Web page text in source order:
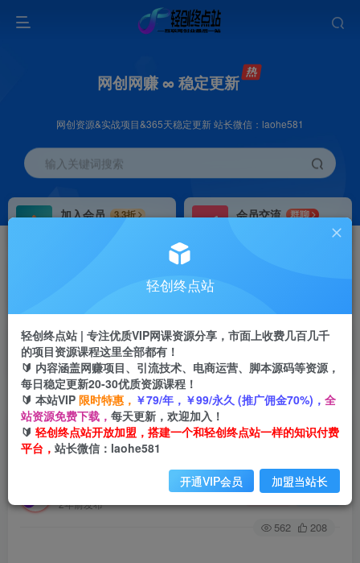
网创网赚 ∞ 稳定更新
网创资源&实战项目&365天稳定更新 站长微信：laohe581
输入关键词搜索
加入会员
3.3折
会员交流
群聊
首页 创业课程 会员专属 正文
（7994期）视频号分成计划，单日收益1000+，从
开通计划到发布作品保姆级教学
2年前发布
关注 私信
562 208
轻创终点站
轻创终点站 | 专注优质VIP网课资源分享，市面上收费几百几千
的项目资源课程这里全部都有！
🔰 内容涵盖网赚项目、引流技术、电商运营、脚本源码等资源，
每日稳定更新20-30优质资源课程！
🔰 本站VIP 限时特惠， ￥79/年，￥99/永久 (推广佣金70%)， 全
站资源免费下载， 每天更新，欢迎加入！
🔰 轻创终点站开放加盟，搭建一个和轻创终点站一样的知识付费
平台， 站长微信：laohe581
开通VIP会员 加盟当站长